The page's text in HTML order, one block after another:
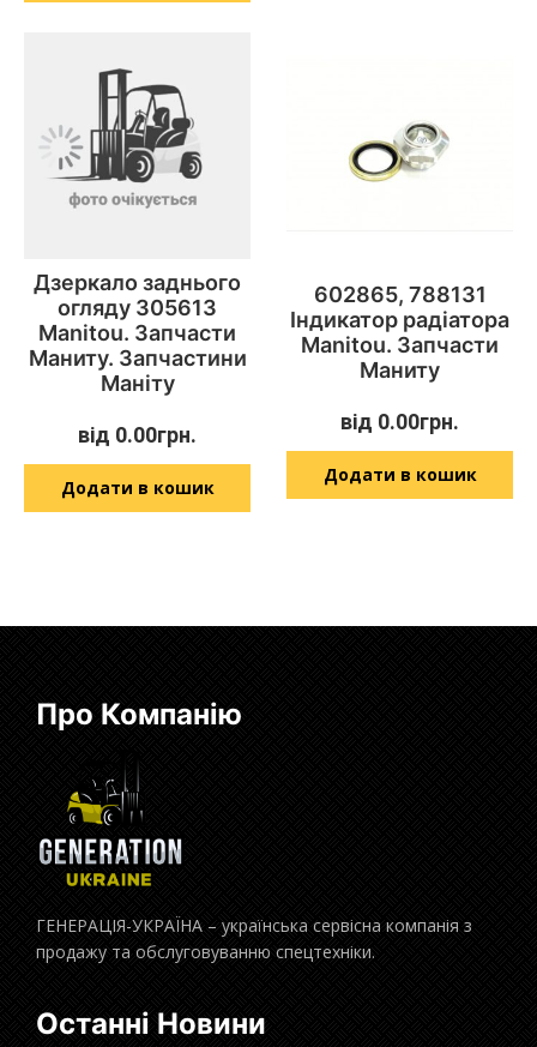
Дзеркало заднього
огляду 305613
Manitou. Запчасти
Маниту. Запчастини
Маніту
від 0.00грн.
Додати в кошик
602865, 788131
Індикатор радіатора
Manitou. Запчасти
Маниту
від 0.00грн.
Додати в кошик
Про Компанію
ГЕНЕРАЦІЯ-УКРАЇНА – українська сервісна компанія з
продажу та обслуговуванню спецтехніки.
Останні Новини